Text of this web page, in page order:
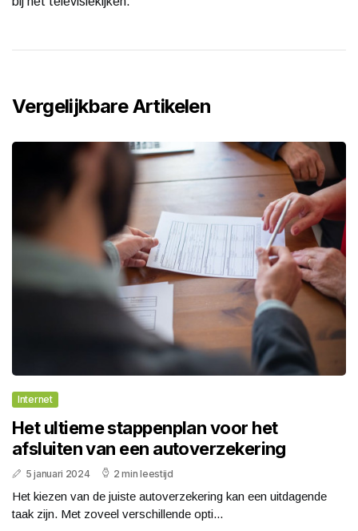
Vergelijkbare Artikelen
Internet
Het ultieme stappenplan voor het
afsluiten van een autoverzekering
5 januari 2024 2 min leestijd
Het kiezen van de juiste autoverzekering kan een uitdagende
taak zijn. Met zoveel verschillende opti...